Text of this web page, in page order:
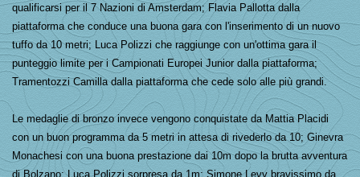
qualificarsi per il 7 Nazioni di Amsterdam; Flavia Pallotta dalla
piattaforma che conduce una buona gara con l'inserimento di un nuovo
tuffo da 10 metri; Luca Polizzi che raggiunge con un'ottima gara il
punteggio limite per i Campionati Europei Junior dalla piattaforma;
Tramentozzi Camilla dalla piattaforma che cede solo alle più grandi.
Le medaglie di bronzo invece vengono conquistate da Mattia Placidi
con un buon programma da 5 metri in attesa di rivederlo da 10; Ginevra
Monachesi con una buona prestazione dai 10m dopo la brutta avventura
di Bolzano; Luca Polizzi sorpresa da 1m; Simone Levy bravissimo da